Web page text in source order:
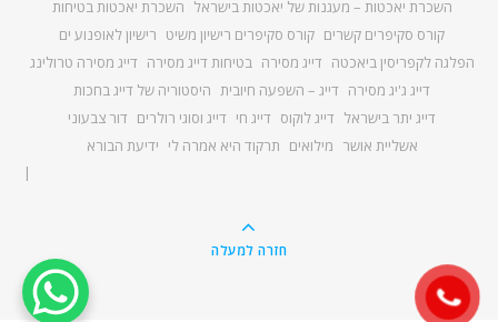
השכרת יאכטות – מעגנות של יאכטות בישראל השכרת יאכטות בטיחות
קורס סקיפרים קשרים קורס סקיפרים רישיון משיט רישיון לאופנוע ים
הפלגה לקפריסין ביאכטה דייג מסירה בטיחות דייג מסירה דייג מסירה טרולינג
דייג ג'יג מסירה דייג – השפעה חיובית היסטוריה של דייג בחכות
דייג יתר בישראל דייג לוקוס דייג חי דייג וסוגי רולרים דור צבעוני
אשליית אושר מילואים תרקוד היא אמרה לי ידיעת הבורא
חזרה למעלה